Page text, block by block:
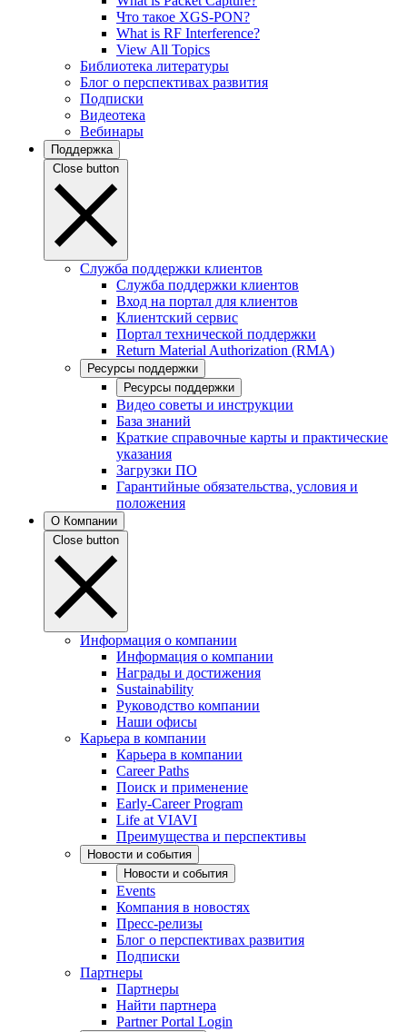
Что такое XGS-PON?
What is RF Interference?
View All Topics
Библиотека литературы
Блог о перспективах развития
Подписки
Видеотека
Вебинары
Поддержка
Close button
Служба поддержки клиентов
Служба поддержки клиентов
Вход на портал для клиентов
Клиентский сервис
Портал технической поддержки
Return Material Authorization (RMA)
Ресурсы поддержки
Ресурсы поддержки
Видео советы и инструкции
База знаний
Краткие справочные карты и практические
указания
Загрузки ПО
Гарантийные обязательства, условия и
положения
О Компании
Close button
Информация о компании
Информация о компании
Награды и достижения
Sustainability
Руководство компании
Наши офисы
Карьера в компании
Карьера в компании
Career Paths
Поиск и применение
Early-Career Program
Life at VIAVI
Преимущества и перспективы
Новости и события
Новости и события
Events
Компания в новостях
Пресс-релизы
Блог о перспективах развития
Подписки
Партнеры
Партнеры
Найти партнера
Partner Portal Login